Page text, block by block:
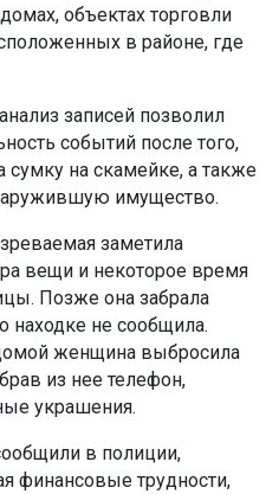
объектах торговли
в районе, где
записей позволил
событий после того,
сумку на скамейке, а также
имущество.
заметила
вещи и некоторое время
Позже она забрала
находке не сообщила.
женщина выбросила
из нее телефон,
украшения.
в полиции,
финансовые трудности,